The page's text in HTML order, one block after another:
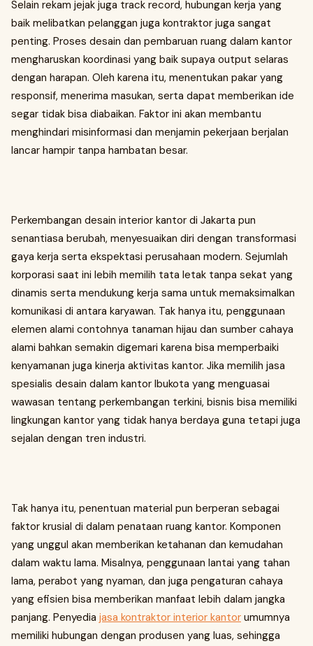
Selain rekam jejak juga track record, hubungan kerja yang
baik melibatkan pelanggan juga kontraktor juga sangat
penting. Proses desain dan pembaruan ruang dalam kantor
mengharuskan koordinasi yang baik supaya output selaras
dengan harapan. Oleh karena itu, menentukan pakar yang
responsif, menerima masukan, serta dapat memberikan ide
segar tidak bisa diabaikan. Faktor ini akan membantu
menghindari misinformasi dan menjamin pekerjaan berjalan
lancar hampir tanpa hambatan besar.
Perkembangan desain interior kantor di Jakarta pun
senantiasa berubah, menyesuaikan diri dengan transformasi
gaya kerja serta ekspektasi perusahaan modern. Sejumlah
korporasi saat ini lebih memilih tata letak tanpa sekat yang
dinamis serta mendukung kerja sama untuk memaksimalkan
komunikasi di antara karyawan. Tak hanya itu, penggunaan
elemen alami contohnya tanaman hijau dan sumber cahaya
alami bahkan semakin digemari karena bisa memperbaiki
kenyamanan juga kinerja aktivitas kantor. Jika memilih jasa
spesialis desain dalam kantor Ibukota yang menguasai
wawasan tentang perkembangan terkini, bisnis bisa memiliki
lingkungan kantor yang tidak hanya berdaya guna tetapi juga
sejalan dengan tren industri.
Tak hanya itu, penentuan material pun berperan sebagai
faktor krusial di dalam penataan ruang kantor. Komponen
yang unggul akan memberikan ketahanan dan kemudahan
dalam waktu lama. Misalnya, penggunaan lantai yang tahan
lama, perabot yang nyaman, dan juga pengaturan cahaya
yang efisien bisa memberikan manfaat lebih dalam jangka
panjang. Penyedia jasa kontraktor interior kantor umumnya
memiliki hubungan dengan produsen yang luas, sehingga